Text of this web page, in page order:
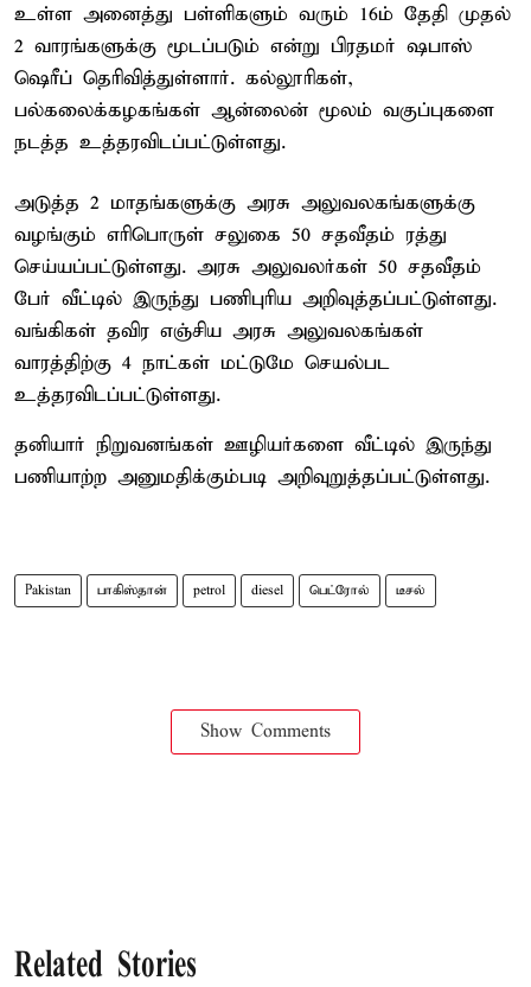
உள்ள அனைத்து பள்ளிகளும் வரும் 16ம் தேதி முதல்
2 வாரங்களுக்கு மூடப்படும் என்று பிரதமர் ஷபாஸ்
ஷெரீப் தெரிவித்துள்ளார். கல்லூரிகள்,
பல்கலைக்கழகங்கள் ஆன்லைன் மூலம் வகுப்புகளை
நடத்த உத்தரவிடப்பட்டுள்ளது.
அடுத்த 2 மாதங்களுக்கு அரசு அலுவலகங்களுக்கு
வழங்கும் எரிபொருள் சலுகை 50 சதவீதம் ரத்து
செய்யப்பட்டுள்ளது. அரசு அலுவலர்கள் 50 சதவீதம்
பேர் வீட்டில் இருந்து பணிபுரிய அறிவுத்தப்பட்டுள்ளது.
வங்கிகள் தவிர எஞ்சிய அரசு அலுவலகங்கள்
வாரத்திற்கு 4 நாட்கள் மட்டுமே செயல்பட
உத்தரவிடப்பட்டுள்ளது.
தனியார் நிறுவனங்கள் ஊழியர்களை வீட்டில் இருந்து
பணியாற்ற அனுமதிக்கும்படி அறிவுறுத்தப்பட்டுள்ளது.
Pakistan பாகிஸ்தான் petrol diesel பெட்ரோல் டீசல்
Show Comments
Related Stories